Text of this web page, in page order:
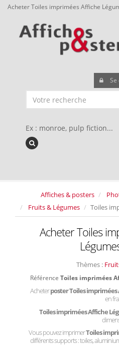
Acheter Toiles imprimées Affiche
Se
Ex : monroe, pulp fiction...
Affiches & posters
Fruits & Légumes
Toiles
Acheter Toiles
Thèmes :
Référence Toiles imprimées
Acheterposter Toiles
en
Toiles imprimées Affiche
Vous pouvez imprimerToiles
différents supports : toiles,